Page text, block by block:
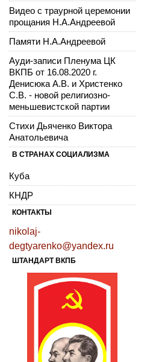
Видео с траурной церемонии
прощания Н.А.Андреевой
Памяти Н.А.Андреевой
Ауди-записи Пленума ЦК
ВКПБ от 16.08.2020 г.
Денисюка А.В. и Христенко
С.В. - новой религиозно-
меньшевистской партии
Стихи Дьяченко Виктора
Анатольевича
В СТРАНАХ СОЦИАЛИЗМА
Куба
КНДР
КОНТАКТЫ
nikolaj-
degtyarenko@yandex.ru
ШТАНДАРТ ВКПБ